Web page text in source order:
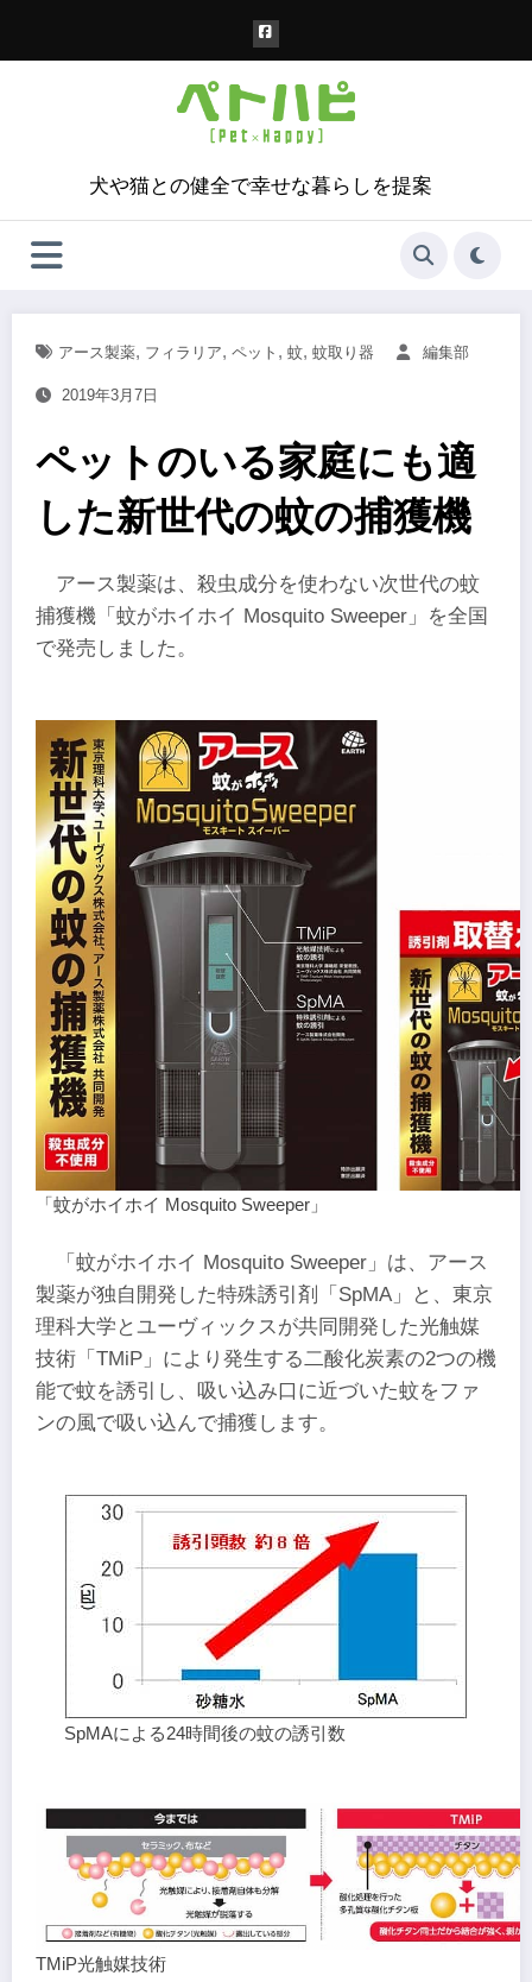
犬や猫との健全で幸せな暮らしを提案
アース製薬, フィラリア, ペット , 蚊, 蚊取り器 編集部
2019年3月7日
ペットのいる家庭にも適
した新世代の蚊の捕獲機
アース製薬は、殺虫成分を使わない次世代の蚊
捕獲機「蚊がホイホイ Mosquito Sweeper」を全国
で発売しました。
「蚊がホイホイ Mosquito Sweeper」
「蚊がホイホイ Mosquito Sweeper」は、アース
製薬が独自開発した特殊誘引剤「SpMA」と、東京
理科大学とユーヴィックスが共同開発した光触媒
技術「TMiP」により発生する二酸化炭素の2つの機
能で蚊を誘引し、吸い込み口に近づいた蚊をファ
ンの風で吸い込んで捕獲します。
SpMAによる24時間後の蚊の誘引数
TMiP光触媒技術